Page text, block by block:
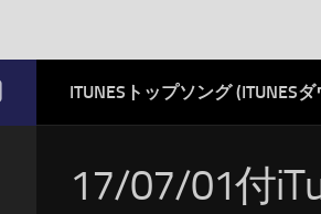
ITUNESトップソング (ITUNES
17/07/01付